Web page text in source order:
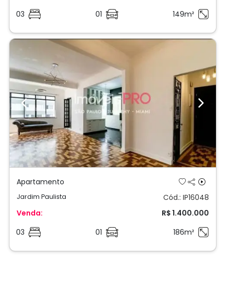
03
01 149m²
Previous Next
Apartamento
Jardim Paulista
Cód.: IP16048
Venda:
R$ 1.400.000
03
01 186m²